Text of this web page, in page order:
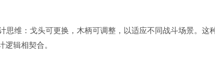
维：戈头可更换，木柄可调整，以适应不同战斗场景。这
辑相契合。